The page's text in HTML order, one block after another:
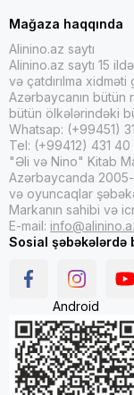
Mağaza haqqında
Alinino.az saytı
Alinino.az saytı 15
və çatdırılma xidməti
Azərbaycanın bütün
bütün ölkələrindəki
Whatsap: (+99451)
Tel: (+99412) 431 40
"Əli və Nino" Kitab
Azərbaycanda
və oyuncaqlar
Markanın sahibi və
E-mail:
Sosial şəbəkələrdə
Android